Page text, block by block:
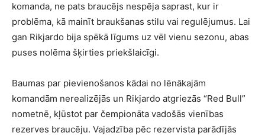
komanda, ne pats braucējs nespēja saprast, kur ir
problēma, kā mainīt braukšanas stilu vai regulējumus. Lai
gan Rikjardo bija spēkā līgums uz vēl vienu sezonu, abas
puses nolēma šķirties priekšlaicīgi.
Baumas par pievienošanos kādai no lēnākajām
komandām nerealizējās un Rikjardo atgriezās “Red Bull”
nometnē, kļūstot par čempionāta vadošās vienības
rezerves braucēju. Vajadzība pēc rezervista parādījās